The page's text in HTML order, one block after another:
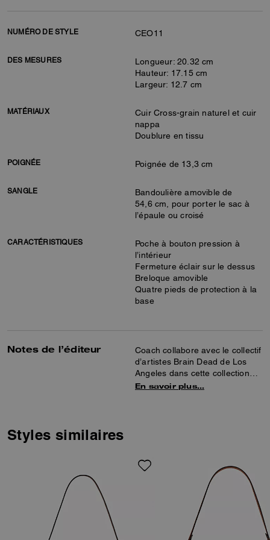
NUMÉRO DE STYLE CEO11
DES MESURES
Longueur: 20.32 cm
Hauteur: 17.15 cm
Largeur: 12.7 cm
MATÉRIAUX
Cuir Cross-grain naturel et cuir
nappa
Doublure en tissu
POIGNÉE Poignée de 13,3 cm
SANGLE
Bandoulière amovible de
54,6 cm, pour porter le sac à
l’épaule ou croisé
CARACTÉRISTIQUES
Poche à bouton pression à
l’intérieur
Fermeture éclair sur le dessus
Breloque amovible
Quatre pieds de protection à la
base
Notes de l’éditeur
Coach collabore avec le collectif
d’artistes Brain Dead de Los
Angeles dans cette collection
spéciale célébrant l’art de la
rempli de mascottes ludiques.
Modèle d’inspiration vintage,
notre cabas Empire est conçu
avec l’état d’esprit et le
caractère de New York.
Confectionné en cuir Cross-
grain naturel et en cuir nappa
En savoir plus…
Styles similaires